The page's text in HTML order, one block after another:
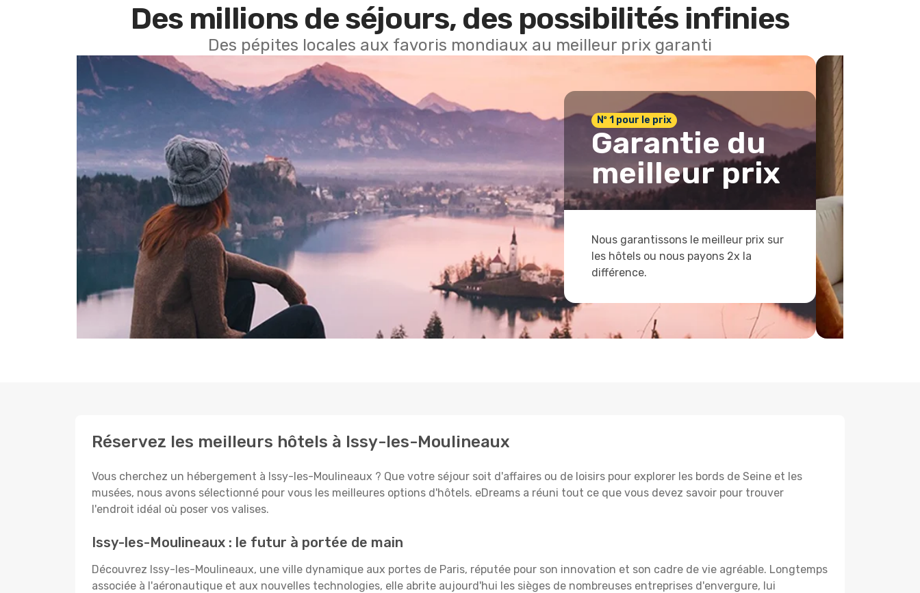
Des millions de séjours, des possibilités infinies
Des pépites locales aux favoris mondiaux au meilleur prix garanti
Nº 1 pour le prix
Garantie du
meilleur prix
Nous garantissons le meilleur prix sur
les hôtels ou nous payons 2x la
différence.
Réservez les meilleurs hôtels à Issy-les-Moulineaux
Vous cherchez un hébergement à Issy-les-Moulineaux ? Que votre séjour soit d'affaires ou de loisirs pour explorer les bords de Seine et les
musées, nous avons sélectionné pour vous les meilleures options d'hôtels. eDreams a réuni tout ce que vous devez savoir pour trouver
l'endroit idéal où poser vos valises.
Issy-les-Moulineaux : le futur à portée de main
Découvrez Issy-les-Moulineaux, une ville dynamique aux portes de Paris, réputée pour son innovation et son cadre de vie agréable. Longtemps
associée à l'aéronautique et aux nouvelles technologies, elle abrite aujourd'hui les sièges de nombreuses entreprises d'envergure, lui